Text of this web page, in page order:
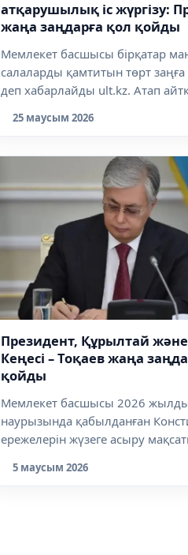
атқарушылық іс жүргізу:
жаңа заңдарға қол қойды
Мемлекет басшысы бірқатар
салаларды қамтитын төрт
деп хабарлайды ult.kz. Атап
25 маусым 2026
Президент, Құрылтай
Кеңесі – Тоқаев жаңа
қойды
Мемлекет басшысы 2026
наурызында қабылданған
ережелерін жүзеге асыру
5 маусым 2026